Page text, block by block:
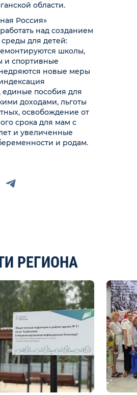
области.
Россия»
над созданием
для детей:
школы,
и спортивные
новые меры
единые пособия для
доходами, льготы
освобождение от
срока для мам с
и увеличенные
и родам.
РЕГИОНА